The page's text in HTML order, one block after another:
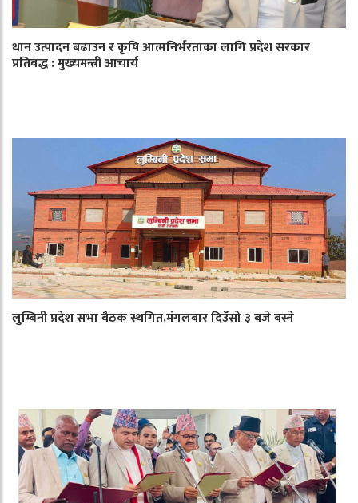
धान उत्पादन बढाउन र कृषि आत्मनिर्भरताका लागि प्रदेश सरकार
प्रतिबद्ध : मुख्यमन्त्री आचार्य
लुम्बिनी प्रदेश सभा बैठक स्थगित,मंगलबार दिउँसो ३ बजे बस्ने